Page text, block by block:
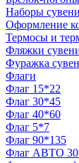
Наборы
Оформление
Термосы и
Фляжки
Фуражка
Флаги
Флаг 15*22
Флаг 30*45
Флаг 40*60
Флаг 5*7
Флаг 90*135
Флаг АВТО